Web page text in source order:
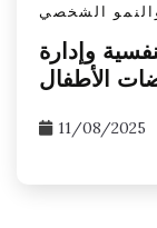
الشخصي
وإدارة
الأطفال
11/08/2025